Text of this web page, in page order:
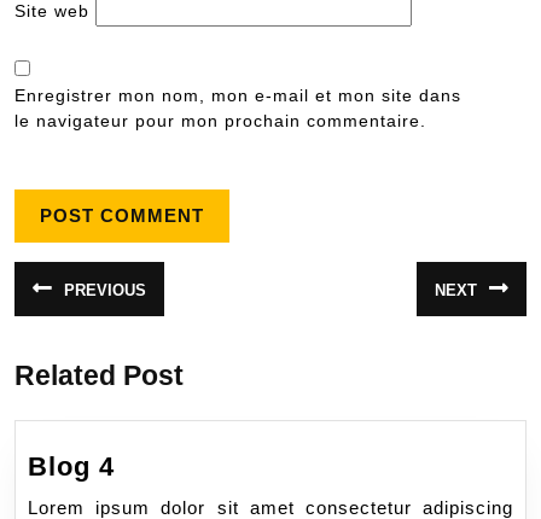
Site web
Enregistrer mon nom, mon e-mail et mon site dans
le navigateur pour mon prochain commentaire.
PREVIOUS NEXT
Related Post
Blog 4
Lorem ipsum dolor sit amet consectetur adipiscing